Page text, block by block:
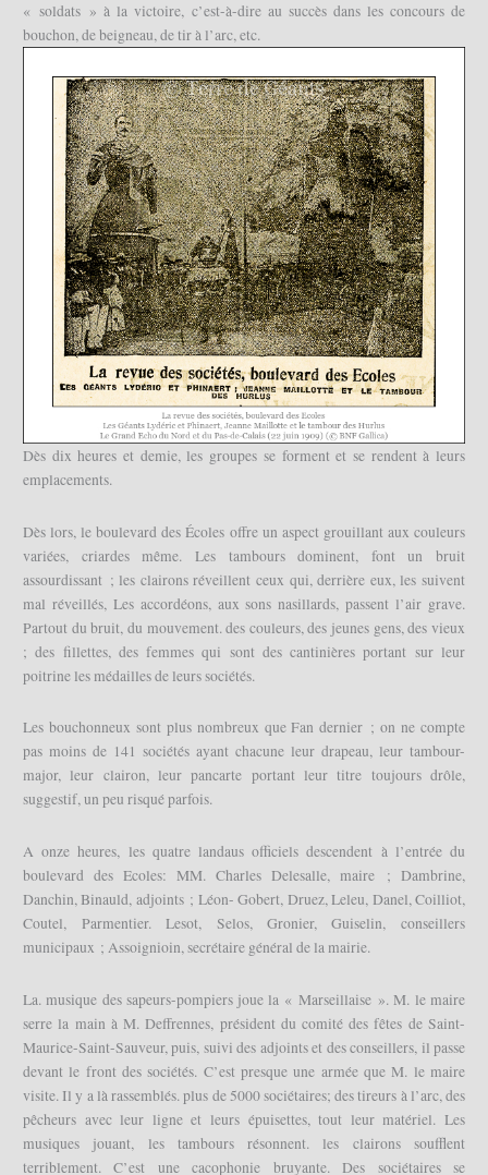
« soldats » à la victoire, c’est-à-dire au succès dans les concours de
bouchon, de beigneau, de tir à l’arc, etc.
Dès dix heures et demie, les groupes se forment et se rendent à leurs
emplacements.
Dès lors, le boulevard des Écoles offre un aspect grouillant aux couleurs
variées, criardes même. Les tambours dominent, font un bruit
assourdissant ; les clairons réveillent ceux qui, derrière eux, les suivent
mal réveillés, Les accordéons, aux sons nasillards, passent l’air grave.
Partout du bruit, du mouvement. des couleurs, des jeunes gens, des vieux
; des fillettes, des femmes qui sont des cantinières portant sur leur
poitrine les médailles de leurs sociétés.
Les bouchonneux sont plus nombreux que Fan dernier ; on ne compte
pas moins de 141 sociétés ayant chacune leur drapeau, leur tambour-
major, leur clairon, leur pancarte portant leur titre toujours drôle,
suggestif, un peu risqué parfois.
A onze heures, les quatre landaus officiels descendent à l’entrée du
boulevard des Ecoles: MM. Charles Delesalle, maire ; Dambrine,
Danchin, Binauld, adjoints ; Léon- Gobert, Druez, Leleu, Danel, Coilliot,
Coutel, Parmentier. Lesot, Selos, Gronier, Guiselin, conseillers
municipaux ; Assoignioin, secrétaire général de la mairie.
La. musique des sapeurs-pompiers joue la « Marseillaise ». M. le maire
serre la main à M. Deffrennes, président du comité des fêtes de Saint-
Maurice-Saint-Sauveur, puis, suivi des adjoints et des conseillers, il passe
devant le front des sociétés. C’est presque une armée que M. le maire
visite. Il y a là rassemblés. plus de 5000 sociétaires; des tireurs à l’arc, des
pêcheurs avec leur ligne et leurs épuisettes, tout leur matériel. Les
musiques jouant, les tambours résonnent. les clairons soufflent
terriblement. C’est une cacophonie bruyante. Des sociétaires se